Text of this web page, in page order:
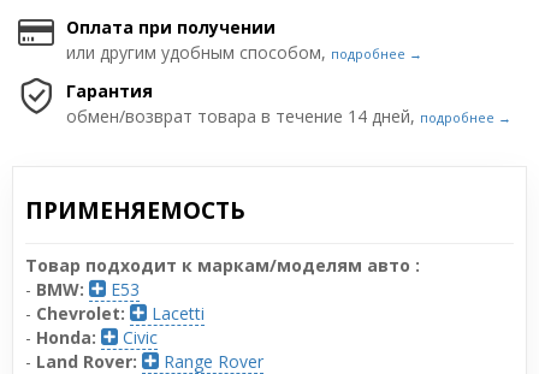
Оплата при получении
или другим удобным способом, подробнее →
Гарантия
обмен/возврат товара в течение 14 дней, подробнее →
ПРИМЕНЯЕМОСТЬ
Товар подходит к маркам/моделям авто :
- BMW:
E53
- Chevrolet:
Lacetti
- Honda:
Civic
- Land Rover:
Range Rover